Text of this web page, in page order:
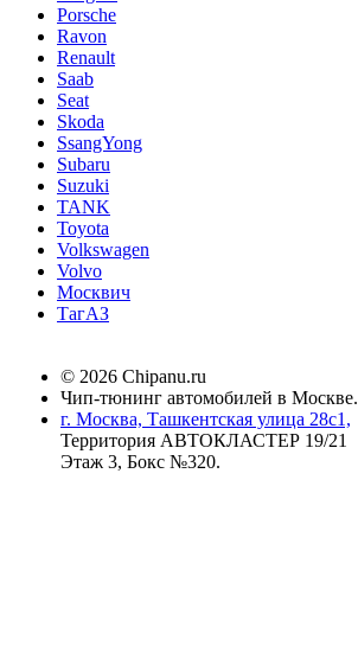
Porsche
Ravon
Renault
Saab
Seat
Skoda
SsangYong
Subaru
Suzuki
TANK
Toyota
Volkswagen
Volvo
Москвич
ТагАЗ
© 2026 Chipanu.ru
Чип-тюнинг автомобилей в Москве.
г. Москва, Ташкентская улица 28с1,
Территория АВТОКЛАСТЕР 19/21
Этаж 3, Бокс №320.